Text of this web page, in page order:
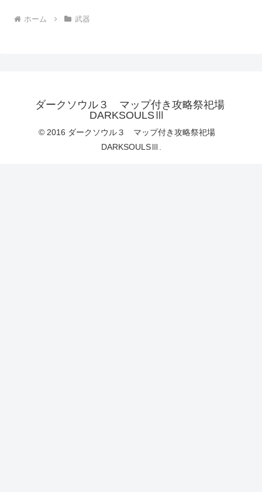
ホーム 武器
ダークソウル３ マップ付き攻略祭祀場
DARKSOULSⅢ
© 2016 ダークソウル３ マップ付き攻略祭祀場
DARKSOULSⅢ.